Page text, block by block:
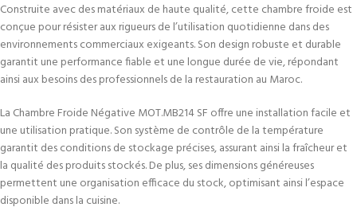
Construite avec des matériaux de haute qualité, cette chambre froide est
conçue pour résister aux rigueurs de l’utilisation quotidienne dans des
environnements commerciaux exigeants. Son design robuste et durable
garantit une performance fiable et une longue durée de vie, répondant
ainsi aux besoins des professionnels de la restauration au Maroc.
La Chambre Froide Négative MOT.MB214 SF offre une installation facile et
une utilisation pratique. Son système de contrôle de la température
garantit des conditions de stockage précises, assurant ainsi la fraîcheur et
la qualité des produits stockés. De plus, ses dimensions généreuses
permettent une organisation efficace du stock, optimisant ainsi l’espace
disponible dans la cuisine.